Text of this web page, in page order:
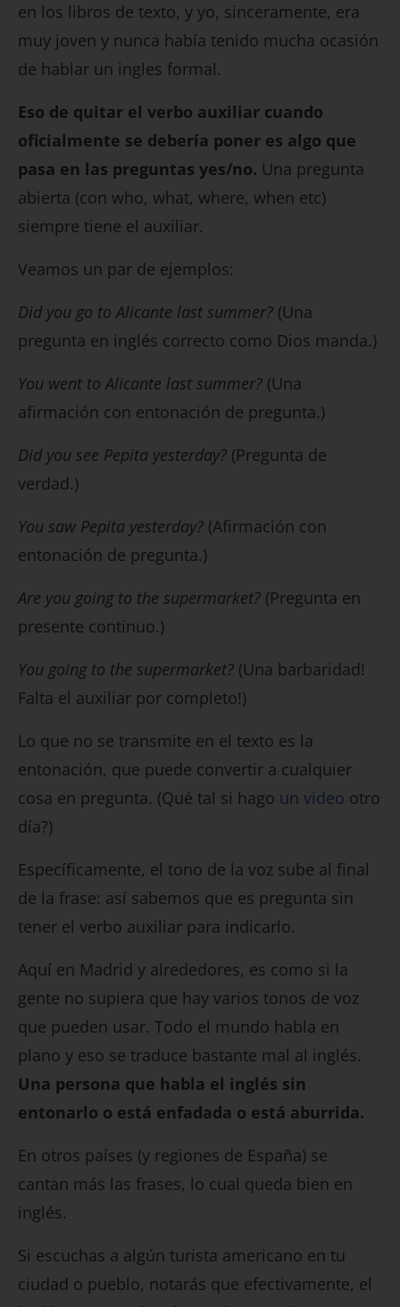
en los libros de texto, y yo, sinceramente, era
muy joven y nunca había tenido mucha ocasión
de hablar un ingles formal.
Eso de quitar el verbo auxiliar cuando
oficialmente se debería poner es algo que
pasa en las preguntas yes/no. Una pregunta
abierta (con who, what, where, when etc)
siempre tiene el auxiliar.
Veamos un par de ejemplos:
Did you go to Alicante last summer? (Una
pregunta en inglés correcto como Dios manda.)
You went to Alicante last summer? (Una
afirmación con entonación de pregunta.)
Did you see Pepita yesterday? (Pregunta de
verdad.)
You saw Pepita yesterday? (Afirmación con
entonación de pregunta.)
Are you going to the supermarket? (Pregunta en
presente continuo.)
You going to the supermarket? (Una barbaridad!
Falta el auxiliar por completo!)
Lo que no se transmite en el texto es la
entonación, que puede convertir a cualquier
cosa en pregunta. (Qué tal si hago un video otro
día?)
Específicamente, el tono de la voz sube al final
de la frase: así sabemos que es pregunta sin
tener el verbo auxiliar para indicarlo.
Aquí en Madrid y alrededores, es como si la
gente no supiera que hay varios tonos de voz
que pueden usar. Todo el mundo habla en
plano y eso se traduce bastante mal al inglés.
Una persona que habla el inglés sin
entonarlo o está enfadada o está aburrida.
En otros países (y regiones de España) se
cantan más las frases, lo cual queda bien en
inglés.
Si escuchas a algún turista americano en tu
ciudad o pueblo, notarás que efectivamente, el